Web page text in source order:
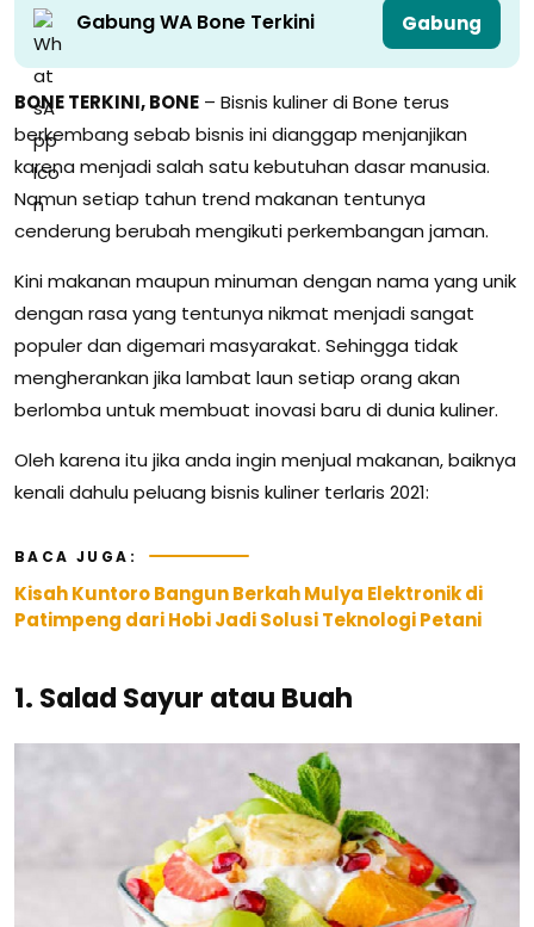
Gabung WA Bone Terkini Gabung
BONE TERKINI, BONE – Bisnis kuliner di Bone terus
berkembang sebab bisnis ini dianggap menjanjikan
karena menjadi salah satu kebutuhan dasar manusia.
Namun setiap tahun trend makanan tentunya
cenderung berubah mengikuti perkembangan jaman.
Kini makanan maupun minuman dengan nama yang unik
dengan rasa yang tentunya nikmat menjadi sangat
populer dan digemari masyarakat. Sehingga tidak
mengherankan jika lambat laun setiap orang akan
berlomba untuk membuat inovasi baru di dunia kuliner.
Oleh karena itu jika anda ingin menjual makanan, baiknya
kenali dahulu peluang bisnis kuliner terlaris 2021:
BACA JUGA:
Kisah Kuntoro Bangun Berkah Mulya Elektronik di
Patimpeng dari Hobi Jadi Solusi Teknologi Petani
1. Salad Sayur atau Buah